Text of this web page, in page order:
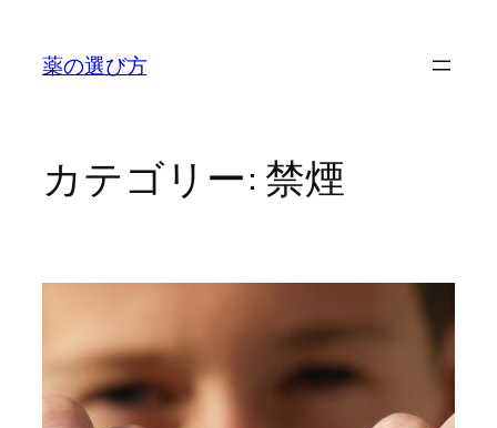
薬の選び方
カテゴリー: 禁煙